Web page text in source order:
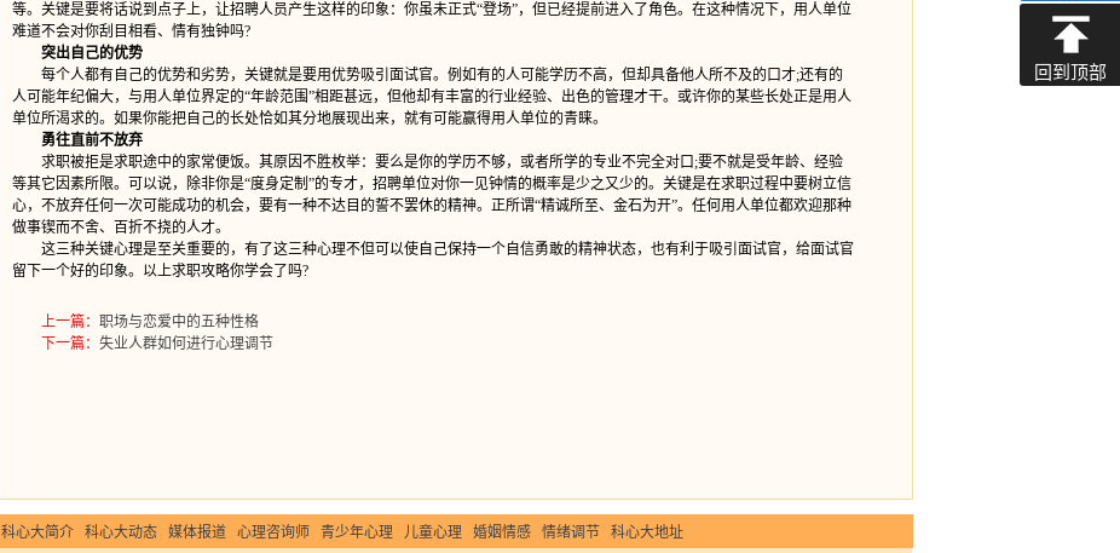
等。关键是要将话说到点子上，让招聘人员产生这样的印象：你虽未正式“登场”，但已经提前进入了角色。在这种情况下，用人单位
难道不会对你刮目相看、情有独钟吗?
突出自己的优势
每个人都有自己的优势和劣势，关键就是要用优势吸引面试官。例如有的人可能学历不高，但却具备他人所不及的口才;还有的
人可能年纪偏大，与用人单位界定的“年龄范围”相距甚远，但他却有丰富的行业经验、出色的管理才干。或许你的某些长处正是用人
单位所渴求的。如果你能把自己的长处恰如其分地展现出来，就有可能赢得用人单位的青睐。
勇往直前不放弃
求职被拒是求职途中的家常便饭。其原因不胜枚举：要么是你的学历不够，或者所学的专业不完全对口;要不就是受年龄、经验
等其它因素所限。可以说，除非你是“度身定制”的专才，招聘单位对你一见钟情的概率是少之又少的。关键是在求职过程中要树立信
心，不放弃任何一次可能成功的机会，要有一种不达目的誓不罢休的精神。正所谓“精诚所至、金石为开”。任何用人单位都欢迎那种
做事锲而不舍、百折不挠的人才。
这三种关键心理是至关重要的，有了这三种心理不但可以使自己保持一个自信勇敢的精神状态，也有利于吸引面试官，给面试官
留下一个好的印象。以上求职攻略你学会了吗?
上一篇： 职场与恋爱中的五种性格
下一篇： 失业人群如何进行心理调节
科心大简介 科心大动态 媒体报道 心理咨询师 青少年心理 儿童心理 婚姻情感 情绪调节 科心大地址
回到顶部